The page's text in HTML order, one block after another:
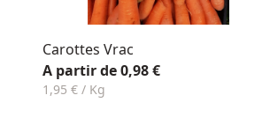
Carottes Vrac
A partir de 0,98 €
1,95 € / Kg